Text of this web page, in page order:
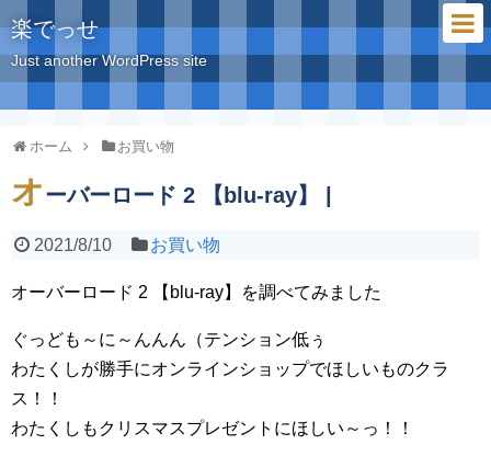
楽でっせ
Just another WordPress site
ホーム お買い物
オーバーロード 2 【blu-ray】 |
2021/8/10 お買い物
オーバーロード 2 【blu-ray】を調べてみました
ぐっども～に～んんん（テンション低ぅ
わたくしが勝手にオンラインショップでほしいものクラ
ス！！
わたくしもクリスマスプレゼントにほしい～っ！！